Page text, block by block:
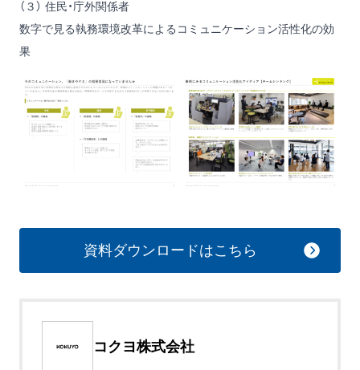
（３） 住民・庁外関係者
数字で見る執務環境改革によるコミュニケーション活性化の効
果
資料ダウンロードはこちら
コクヨ株式会社